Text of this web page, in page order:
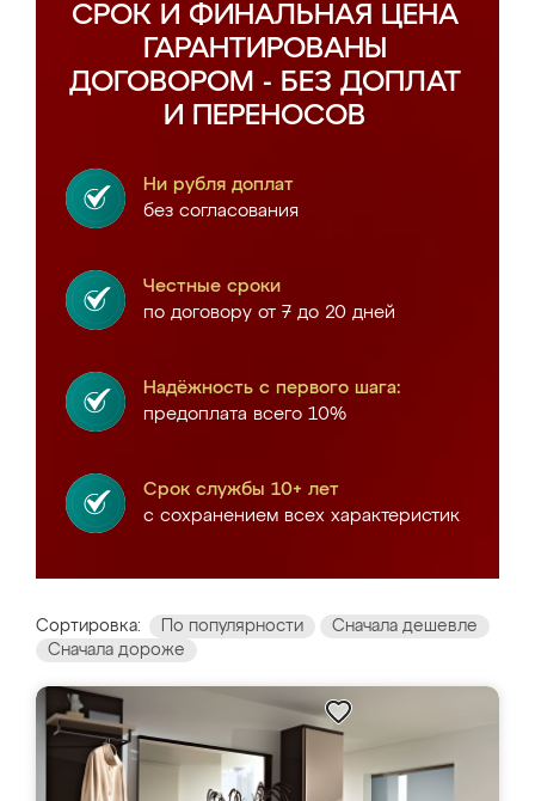
СРОК И ФИНАЛЬНАЯ ЦЕНА
ГАРАНТИРОВАНЫ
ДОГОВОРОМ - БЕЗ ДОПЛАТ
И ПЕРЕНОСОВ
Ни рубля доплат
без согласования
Честные сроки
по договору от 7 до 20 дней
Надёжность с первого шага:
предоплата всего 10%
Срок службы 10+ лет
с сохранением всех характеристик
Сортировка: По популярности
Сначала дешевле
Сначала дороже